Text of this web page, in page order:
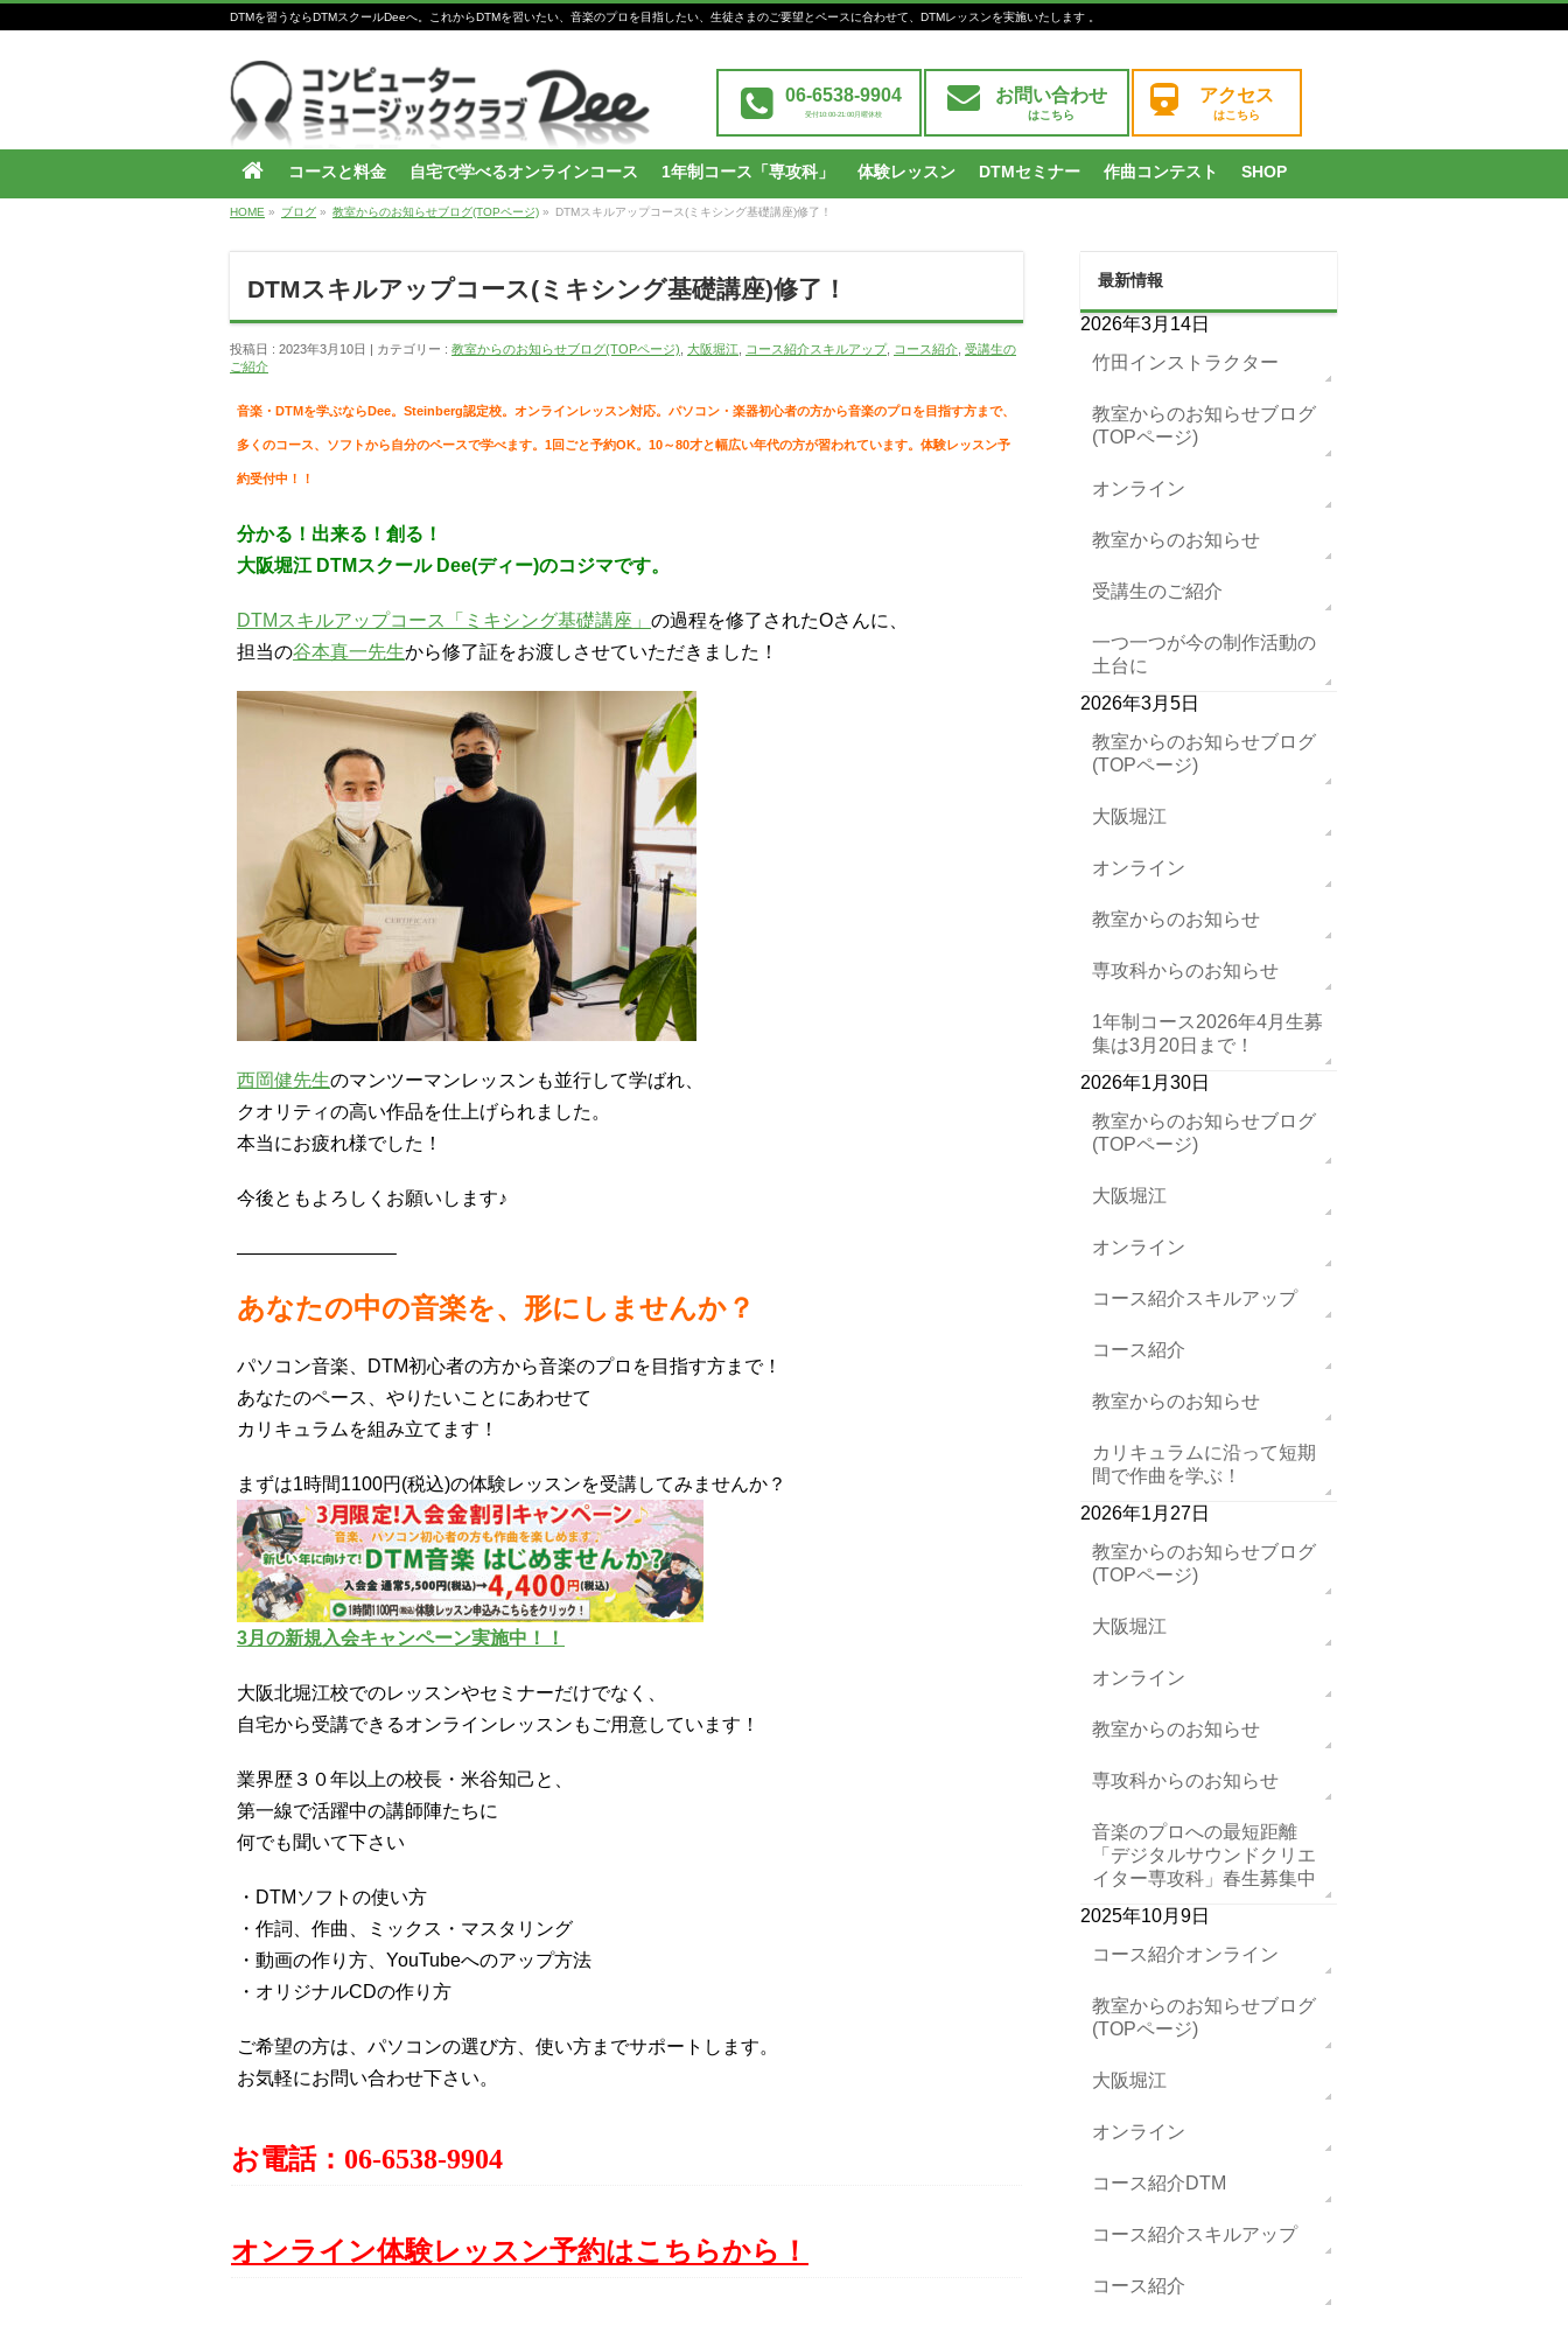
DTMを習うならDTMスクールDeeへ。これからDTMを習いたい、音楽のプロを目指したい、生徒さまのご要望とペースに合わせて、DTMレッスンを実施いたします 。
06-6538-9904
受付10:00-21:00月曜休校
お問い合わせ
はこちら
アクセス
はこちら
コースと料金 自宅で学べるオンラインコース 1年制コース「専攻科」 体験レッスン DTMセミナー 作曲コンテスト SHOP
HOME » ブログ » 教室からのお知らせブログ(TOPページ) » DTMスキルアップコース(ミキシング基礎講座)修了！
DTMスキルアップコース(ミキシング基礎講座)修了！
投稿日 : 2023年3月10日 カテゴリー : 教室からのお知らせブログ(TOPページ) 大阪堀江 コース紹介スキルアップ, コース紹介 受講生の
ご紹介
音楽・DTMを学ぶならDee。Steinberg認定校。 オンラインレッスン対応。パソコン・楽器初心者の方から音楽のプロを目指す方まで、
多くのコース、ソフトから自分のペースで学べます。1回ごと予約OK。10～80才と幅広い年代の方が習われています。体験レッスン予
約受付中！！
分かる！出来る！創る！
大阪堀江 DTMスクール Dee(ディー)のコジマです。
DTMスキルアップコース「ミキシング基礎講座」 の過程を修了されたOさんに、
担当の谷本真一先生から修了証をお渡しさせていただきました！
西岡健先生のマンツーマンレッスンも並行して学ばれ、
クオリティの高い作品を仕上げられました。
本当にお疲れ様でした！
今後ともよろしくお願いします♪
————————–
あなたの中の音楽を、形にしませんか？
パソコン音楽、DTM初心者の方から音楽のプロを目指す方まで！
あなたのペース、やりたいことにあわせて
カリキュラムを組み立てます！
まずは1時間1100円(税込)の体験レッスンを受講してみませんか？
3月の新規入会キャンペーン実施中！！
大阪北堀江校でのレッスンやセミナーだけでなく、
自宅から受講できるオンラインレッスンもご用意しています！
業界歴３０年以上の校長・米谷知己と、
第一線で活躍中の講師陣たちに
何でも聞いて下さい
・DTMソフトの使い方
・作詞、作曲、ミックス・マスタリング
・動画の作り方、YouTubeへのアップ方法
・オリジナルCDの作り方
ご希望の方は、パソコンの選び方、使い方までサポートします。
お気軽にお問い合わせ下さい。
お電話：06-6538-9904
オンライン体験レッスン予約はこちらから！
最新情報
2026年3月14日
竹田インストラクター
教室からのお知らせブログ
(TOPページ)
オンライン
教室からのお知らせ
受講生のご紹介
一つ一つが今の制作活動の
土台に
2026年3月5日
教室からのお知らせブログ
(TOPページ)
大阪堀江
オンライン
教室からのお知らせ
専攻科からのお知らせ
1年制コース2026年4月生募
集は3月20日まで！
2026年1月30日
教室からのお知らせブログ
(TOPページ)
大阪堀江
オンライン
コース紹介スキルアップ
コース紹介
教室からのお知らせ
カリキュラムに沿って短期
間で作曲を学ぶ！
2026年1月27日
教室からのお知らせブログ
(TOPページ)
大阪堀江
オンライン
教室からのお知らせ
専攻科からのお知らせ
音楽のプロへの最短距離
「デジタルサウンドクリエ
イター専攻科」春生募集中
2025年10月9日
コース紹介オンライン
教室からのお知らせブログ
(TOPページ)
大阪堀江
オンライン
コース紹介DTM
コース紹介スキルアップ
コース紹介